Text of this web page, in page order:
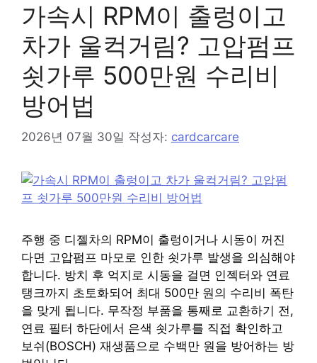
가속시 RPM이 출렁이고
차가 울컥거림? 고압펌프
쇳가루 500만원 수리비
방어법
2026년 07월 30일 작성자: cardcarcare
주행 중 디젤차의 RPM이 출렁이거나 시동이 꺼진
다면 고압펌프 마모로 인한 쇳가루 발생을 의심해야
합니다. 방치 후 억지로 시동을 걸면 인젝터와 연료
탱크까지 초토화되어 최대 500만 원의 수리비 폭탄
을 맞게 됩니다. 무작정 부품을 통째로 교환하기 전,
연료 필터 하단에서 은색 쇳가루를 직접 확인하고
보쉬(BOSCH) 재생품으로 수백만 원을 방어하는 방